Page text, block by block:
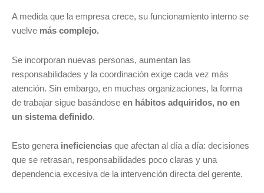
A medida que la empresa crece, su funcionamiento interno se
vuelve más complejo.
Se incorporan nuevas personas, aumentan las
responsabilidades y la coordinación exige cada vez más
atención. Sin embargo, en muchas organizaciones, la forma
de trabajar sigue basándose en hábitos adquiridos, no en
un sistema definido.
Esto genera ineficiencias que afectan al día a día: decisiones
que se retrasan, responsabilidades poco claras y una
dependencia excesiva de la intervención directa del gerente.